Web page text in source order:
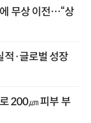
무상 이전…“상
·글로벌 성장
200㎛ 피부 부